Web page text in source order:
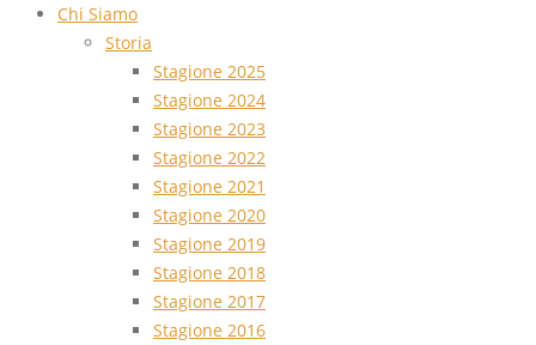
Chi Siamo
Storia
Stagione 2025
Stagione 2024
Stagione 2023
Stagione 2022
Stagione 2021
Stagione 2020
Stagione 2019
Stagione 2018
Stagione 2017
Stagione 2016